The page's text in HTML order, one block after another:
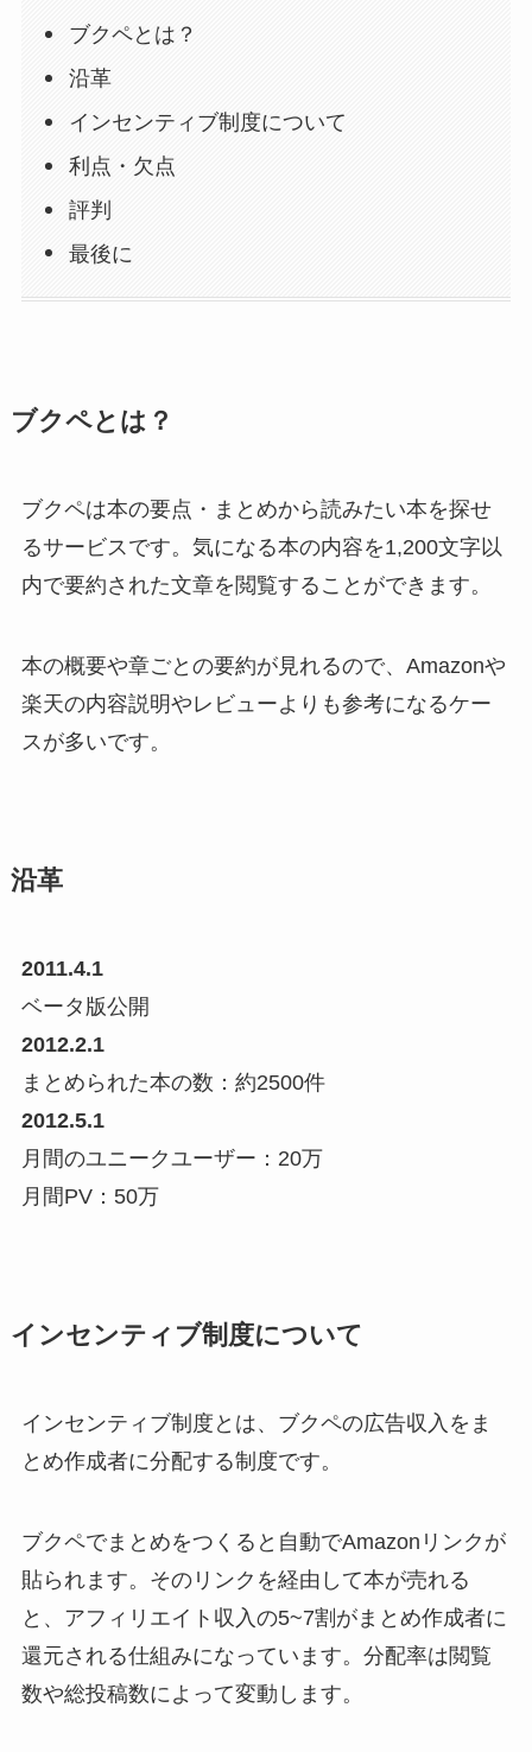
ブクペとは？
沿革
インセンティブ制度について
利点・欠点
評判
最後に
ブクペとは？
ブクペは本の要点・まとめから読みたい本を探せ
るサービスです。気になる本の内容を1,200文字以
内で要約された文章を閲覧することができます。
本の概要や章ごとの要約が見れるので、Amazonや
楽天の内容説明やレビューよりも参考になるケー
スが多いです。
沿革
2011.4.1
ベータ版公開
2012.2.1
まとめられた本の数：約2500件
2012.5.1
月間のユニークユーザー：20万
月間PV：50万
インセンティブ制度について
インセンティブ制度とは、ブクペの広告収入をま
とめ作成者に分配する制度です。
ブクペでまとめをつくると自動でAmazonリンクが
貼られます。そのリンクを経由して本が売れる
と、アフィリエイト収入の5~7割がまとめ作成者に
還元される仕組みになっています。分配率は閲覧
数や総投稿数によって変動します。